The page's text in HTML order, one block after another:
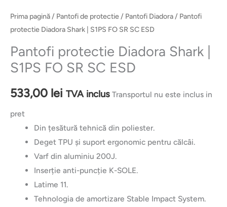
Prima pagină/ Pantofi de protectie/ Pantofi Diadora/ Pantofi
protectie Diadora Shark | S1PS FO SR SC ESD
Pantofi protectie Diadora Shark |
S1PS FO SR SC ESD
533,00 lei TVA inclus Transportul nu este inclus in
pret
Din țesătură tehnică din poliester.
Deget TPU și suport ergonomic pentru călcâi.
Varf din aluminiu 200J.
Inserție anti-puncție K-SOLE.
Latime 11.
Tehnologia de amortizare Stable Impact System.